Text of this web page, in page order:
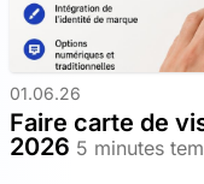
01.06.26
Faire carte de
2026 5 minutes